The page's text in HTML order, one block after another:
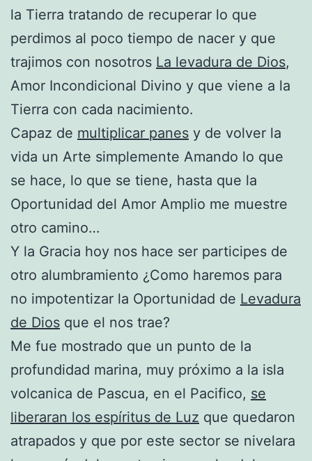
la Tierra tratando de recuperar lo que
perdimos al poco tiempo de nacer y que
trajimos con nosotros La levadura de Dios,
Amor Incondicional Divino y que viene a la
Tierra con cada nacimiento.
Capaz de multiplicar panes y de volver la
vida un Arte simplemente Amando lo que
se hace, lo que se tiene, hasta que la
Oportunidad del Amor Amplio me muestre
otro camino…
Y la Gracia hoy nos hace ser participes de
otro alumbramiento ¿Como haremos para
no impotentizar la Oportunidad de Levadura
de Dios que el nos trae?
Me fue mostrado que un punto de la
profundidad marina, muy próximo a la isla
volcanica de Pascua, en el Pacifico, se
liberaran los espíritus de Luz que quedaron
atrapados y que por este sector se nivelara